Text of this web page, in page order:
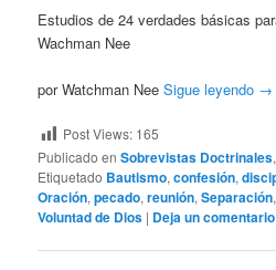
Estudios de 24 verdades básicas
Wachman Nee
por Watchman NeeSigue leyendo →
Post Views: 165
Publicado en Sobrevistas Doctrinales,
Etiquetado Bautismo,confesión,
Oración,pecado,reunión,Separación
Voluntad de Dios | Deja un comentario